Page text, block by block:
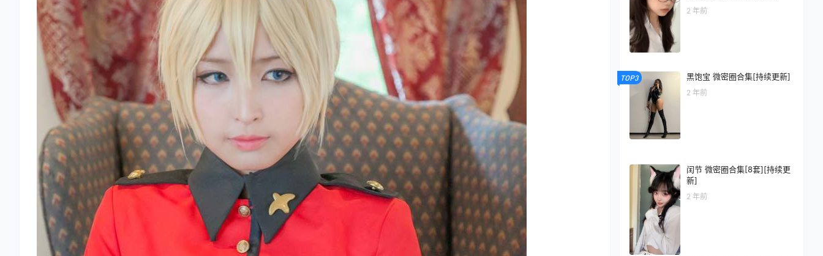
2 年前
TOP3 黑饱宝 微密圈合集[持续更新]
2 年前
闰节 微密圈合集[8套][持续更
新]
2 年前